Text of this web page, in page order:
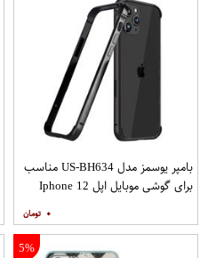
بامپر یوسمز مدل US-BH634 مناسب
برای گوشی موبایل اپل Iphone 12
۰
5%